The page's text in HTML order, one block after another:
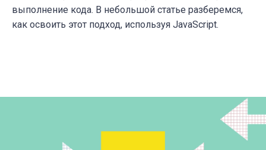
выполнение кода. В небольшой статье разберемся,
как освоить этот подход, используя JavaScript.